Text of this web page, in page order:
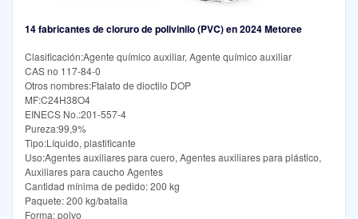
14 fabricantes de cloruro de polivinilo (PVC) en 2024 Metoree
Clasificación:Agente químico auxiliar, Agente químico auxiliar
CAS no 117-84-0
Otros nombres:Ftalato de dioctilo DOP
MF:C24H38O4
EINECS No.:201-557-4
Pureza:99,9%
Tipo:Líquido, plastificante
Uso:Agentes auxiliares para cuero, Agentes auxiliares para plástico,
Auxiliares para caucho Agentes
Cantidad mínima de pedido: 200 kg
Paquete: 200 kg/batalla
Forma: polvo